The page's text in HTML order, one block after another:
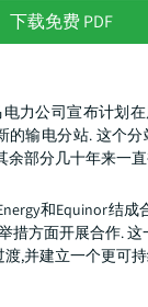
下载免费 PDF
电力公司宣布计划
的输电分站. 这个
余部分几十年来一
和Equinor结
措方面开展合作.
,并建立一个更可